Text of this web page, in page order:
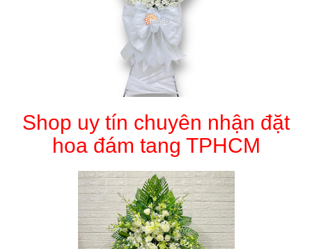
Shop uy tín chuyên nhận đặt
hoa đám tang TPHCM